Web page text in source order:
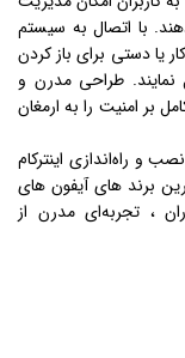
با اتصال به سیستم
یا دستی برای باز کردن
طراحی مدرن و
بر امنیت را به ارمغان
و راه‌اندازی اینترکام
برند های آیفون های
، تجربه‌ای مدرن از